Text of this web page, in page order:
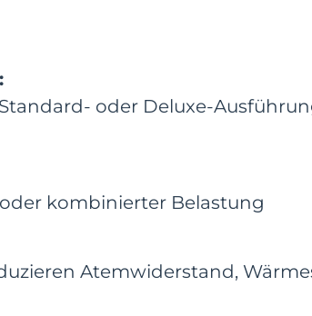
oder Deluxe-
kombinierter Belastung
Atemwiderstand,